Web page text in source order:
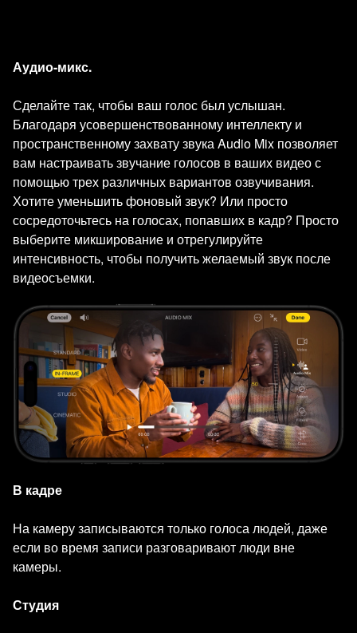
Аудио-микс.
Сделайте так, чтобы ваш голос был услышан.
Благодаря усовершенствованному интеллекту и
пространственному захвату звука Audio Mix позволяет
вам настраивать звучание голосов в ваших видео с
помощью трех различных вариантов озвучивания.
Хотите уменьшить фоновый звук? Или просто
сосредоточьтесь на голосах, попавших в кадр? Просто
выберите микширование и отрегулируйте
интенсивность, чтобы получить желаемый звук после
видеосъемки.
В кадре
На камеру записываются только голоса людей, даже
если во время записи разговаривают люди вне
камеры.
Студия